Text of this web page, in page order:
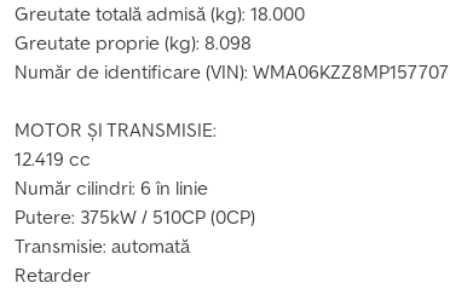
Greutate totală admisă (kg): 18.000
Greutate proprie (kg): 8.098
Număr de identificare (VIN): WMA06KZZ8MP157707
MOTOR ȘI TRANSMISIE:
12.419 cc
Număr cilindri: 6 în linie
Putere: 375kW / 510CP (0CP)
Transmisie: automată
Retarder